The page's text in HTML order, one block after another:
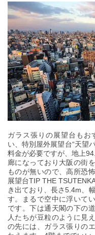
ガラス張りの展望台もお
い、特別屋外展望台“天望
料金が必要ですが、地上
廊になっており大阪の街
ものが無いので、高所恐
展望台TIP THE
き出ており、長さ5.4m、
す。まるで空中に浮いて
です。下は通天閣の下の
人たちが豆粒のように見
の先には、ガラス張りの